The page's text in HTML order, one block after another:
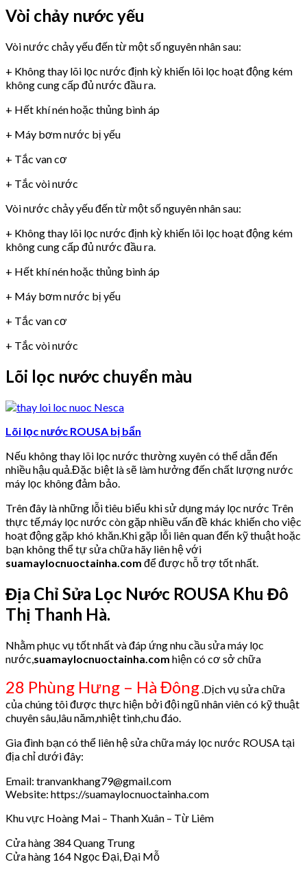
Vòi chảy nước yếu
Vòi nước chảy yếu đến từ một số nguyên nhân sau:
+ Không thay lõi lọc nước định kỳ khiến lõi lọc hoạt động kém
không cung cấp đủ nước đầu ra.
+ Hết khí nén hoặc thủng bình áp
+ Máy bơm nước bị yếu
+ Tắc van cơ
+ Tắc vòi nước
Vòi nước chảy yếu đến từ một số nguyên nhân sau:
+ Không thay lõi lọc nước định kỳ khiến lõi lọc hoạt động kém
không cung cấp đủ nước đầu ra.
+ Hết khí nén hoặc thủng bình áp
+ Máy bơm nước bị yếu
+ Tắc van cơ
+ Tắc vòi nước
Lõi lọc nước chuyển màu
Lõi lọc nước ROUSA bị bẩn
Nếu không thay lõi lọc nước thường xuyên có thể dẫn đến
nhiều hậu quả.Đặc biệt là sẽ làm hưởng đến chất lượng nước
máy lọc không đảm bảo.
Trên đây là những lỗi tiêu biểu khi sử dụng máy lọc nước Trên
thực tế,máy lọc nước còn gặp nhiều vấn đề khác khiến cho việc
hoạt động gặp khó khăn.Khi gặp lỗi liên quan đến kỹ thuật hoặc
bạn không thể tự sửa chữa hãy liên hệ với
suamaylocnuoctainha.com để được hỗ trợ tốt nhất.
Địa Chỉ Sửa Lọc Nước ROUSA Khu Đô
Thị Thanh Hà.
Nhằm phục vụ tốt nhất và đáp ứng nhu cầu sửa máy lọc
nước, suamaylocnuoctainha.com hiện có cơ sở chữa
28 Phùng Hưng – Hà Đông .Dịch vụ sửa chữa
của chúng tôi được thực hiện bởi đội ngũ nhân viên có kỹ thuật
chuyên sâu,lâu năm,nhiệt tình,chu đáo.
Gia đình bạn có thể liên hệ sửa chữa máy lọc nước ROUSA tại
địa chỉ dưới đây:
Email: tranvankhang79@gmail.com
Website: https://suamaylocnuoctainha.com
Khu vực Hoàng Mai – Thanh Xuân – Từ Liêm
Cửa hàng 384 Quang Trung
Cửa hàng 164 Ngọc Đại, Đại Mỗ